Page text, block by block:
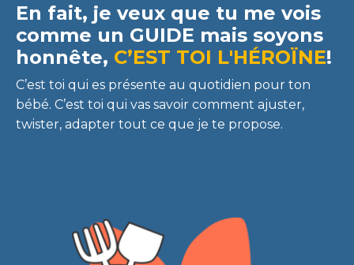
En fait, je veux que tu me vois
comme un GUIDE mais soyons
honnête, C’EST TOI L'HÉROÏNE!
C’est toi qui es présente au quotidien pour ton
bébé. C’est toi qui vas savoir comment ajuster,
twister, adapter tout ce que je te propose.